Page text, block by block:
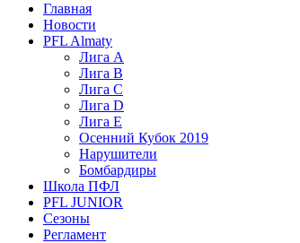
Главная
Новости
PFL Almaty
Лига A
Лига В
Лига С
Лига D
Лига Е
Осенний Кубок 2019
Нарушители
Бомбардиры
Школа ПФЛ
PFL JUNIOR
Сезоны
Регламент